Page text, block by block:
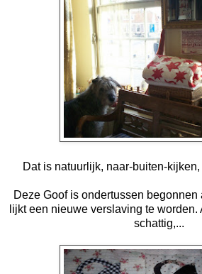
Dat is natuurlijk, naar-buiten-
Deze Goof is ondertussen
lijkt een nieuwe verslaving te
schattig,...